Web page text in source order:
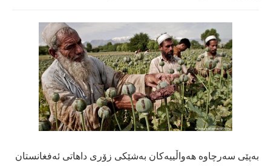
بەپێی سەرچاوە ھەواڵییەکان بەشێکی زۆری داھاتی ئەفغانستان